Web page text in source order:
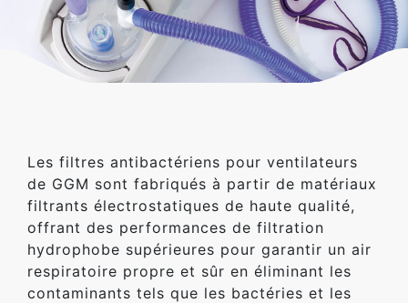
Les filtres antibactériens pour ventilateurs
de GGM sont fabriqués à partir de matériaux
filtrants électrostatiques de haute qualité,
offrant des performances de filtration
hydrophobe supérieures pour garantir un air
respiratoire propre et sûr en éliminant les
contaminants tels que les bactéries et les